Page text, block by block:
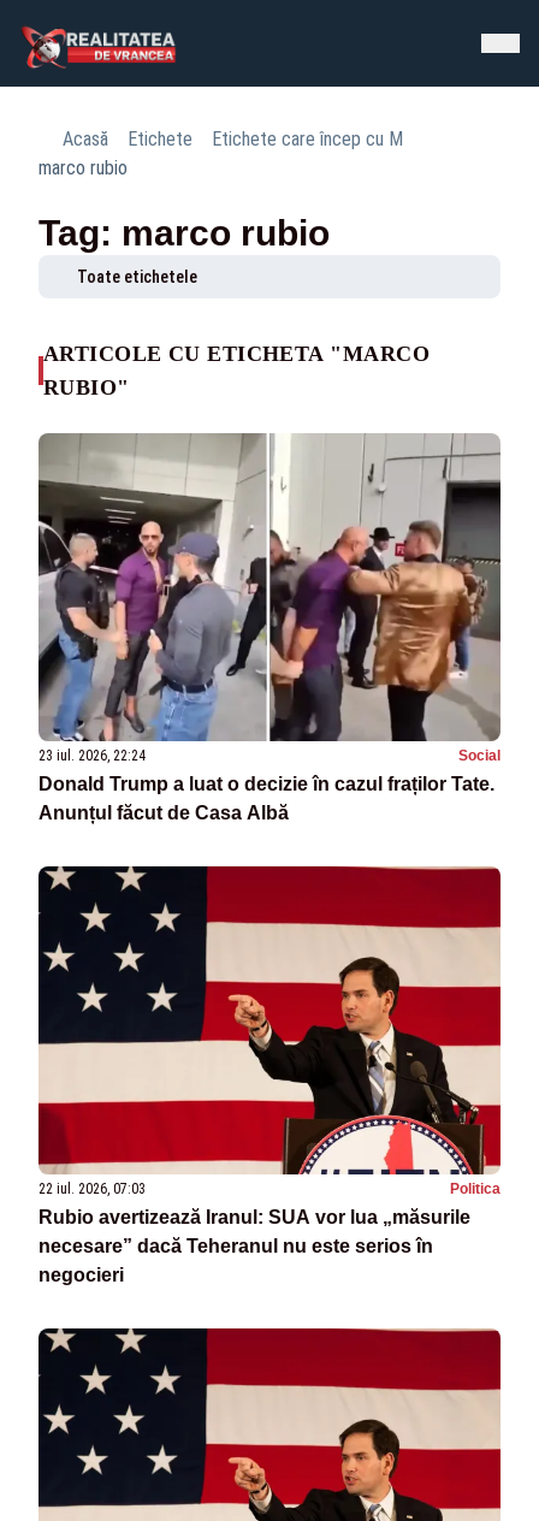
Acasă Etichete
Etichete care încep cu M
marco rubio
Tag: marco rubio
Toate etichetele
ARTICOLE CU ETICHETA "MARCO
RUBIO"
23 iul. 2026, 22:24 Social
Donald Trump a luat o decizie în cazul fraților Tate.
Anunțul făcut de Casa Albă
22 iul. 2026, 07:03 Politica
Rubio avertizează Iranul: SUA vor lua „măsurile
necesare” dacă Teheranul nu este serios în
negocieri